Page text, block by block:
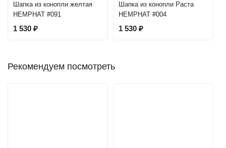
Шапка из конопли желтая
HEMPHAT #091
1 530 ₽
Шапка из конопли Раста
HEMPHAT #004
1 530 ₽
Рекомендуем посмотреть